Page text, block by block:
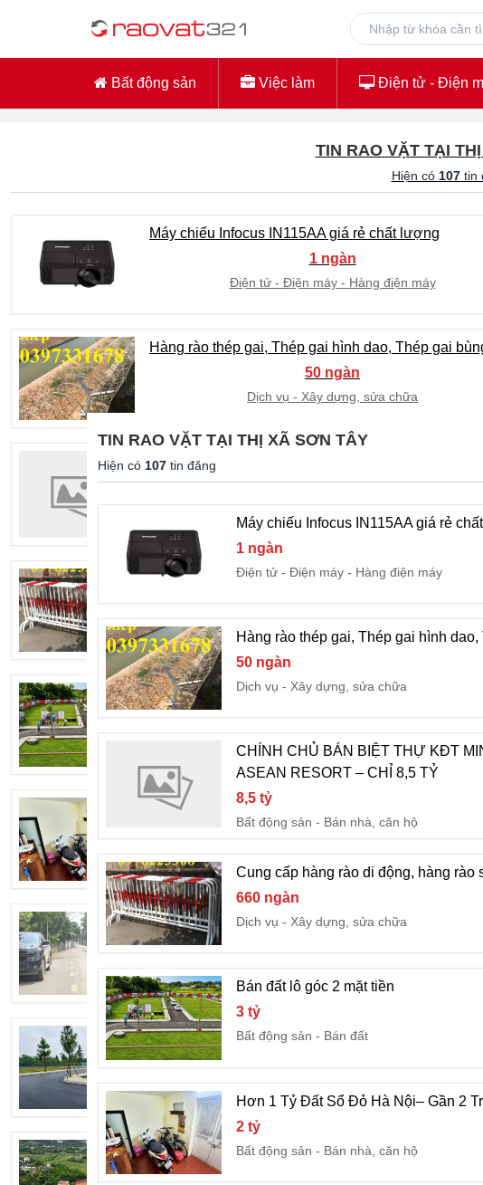
Bất động sản Việc làm Điện tử - Điện
TIN RAO VẶT TẠI
Hiện có 107tin
Máy chiếu Infocus IN115AA giá rẻ chất lượng
1 ngàn
Điện tử - Điện máy
Hàng điện máy
Hàng rào thép gai, Thép gai hình dao, Thép gai
50 ngàn
Dịch vụ
Xây dựng, sửa chữa
CHÍNH CHỦ BÁN BIỆT THỰ KĐT MINH CHÂU –
8,5 tỷ
Cung cấp hàng rào di động, hàng rào sắt di động
660 ngàn
Dịch vụ
Xây dựng, sửa chữa
Bán đất lô góc 2 mặt tiền
3 tỷ
Bất động sản
Bán đất
Hơn 1 Tỷ Đất Sổ Đỏ Hà Nội– Gần 2 Trường DH -
Bất động sản
Bán nhà, căn hộ
CHÍNH CHỦ CẦN BÁN GẤP LÔ ĐẤT LÀM NHÀ
Bất động sản
Bán đất
Chỉ 18tr.m2 đất Cổ Đông Sơn Tây, sát ql21a Trục
Bất động sản
Bán đất
Bán đất Hoà Lạc giá tốt,tiềm năng sinh lời cao
TIN RAO VẶT TẠI THỊ XÃ SƠN TÂY
Hiện có 107 tin đăng
Máy chiếu Infocus IN115AA giá rẻ
1 ngàn
Điện tử - Điện máy
Hàng điện máy
Hàng rào thép gai, Thép gai hình
50 ngàn
Dịch vụ
Xây dựng, sửa chữa
CHÍNH CHỦ BÁN BIỆT THỰ KĐT
ASEAN RESORT – CHỈ 8,5 TỶ
8,5 tỷ
Bất động sản
Bán nhà, căn hộ
Cung cấp hàng rào di động, hàng rào
660 ngàn
Dịch vụ
Xây dựng, sửa chữa
Bán đất lô góc 2 mặt tiền
3 tỷ
Bất động sản
Bán đất
Hơn 1 Tỷ Đất Sổ Đỏ Hà Nội– Gần 2
2 tỷ
Bất động sản
Bán nhà, căn hộ